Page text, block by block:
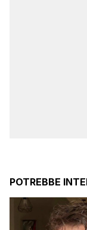
POTREBBE